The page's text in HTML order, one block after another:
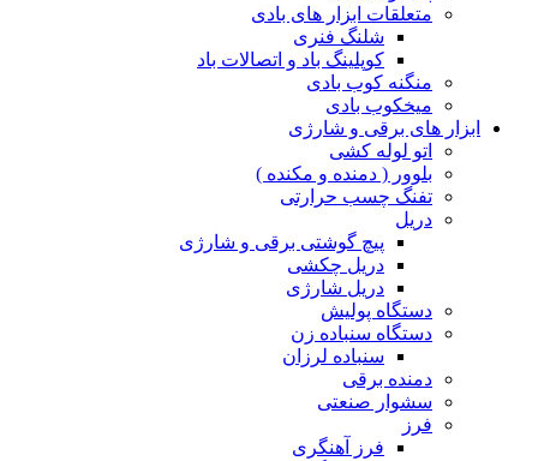
متعلقات ابزار های بادی
شلنگ فنری
کوپلینگ باد و اتصالات باد
منگنه کوب بادی
میخکوب بادی
ابزار های برقی و شارژی
اتو لوله کشی
بلوور ( دمنده و مکنده )
تفنگ چسب حرارتی
دریل
پیچ گوشتی برقی و شارژی
دریل چکشی
دریل شارژی
دستگاه پولیش
دستگاه سنباده زن
سنباده لرزان
دمنده برقی
سشوار صنعتی
فرز
فرز آهنگری